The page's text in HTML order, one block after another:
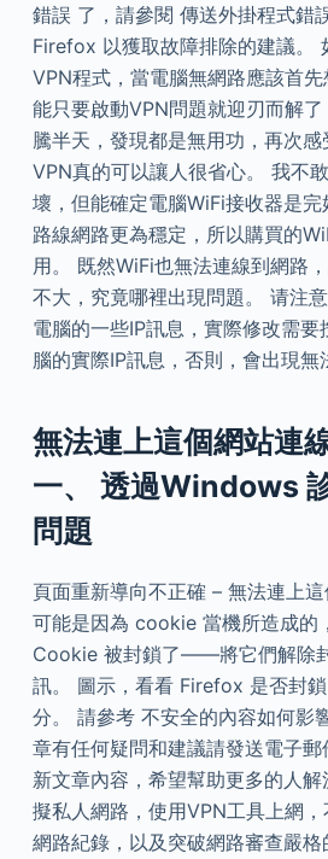
錯誤 了，請參閱 傳送外掛程式錯
Firefox 以獲取故障排除的建議。
VPN程式，當電腦無網路應該首
能只要啟動VPN問題就迎刃而解
騰半天，發現都是無用功，再次
VPN真的可以讓人很省心。 我不
壞，但能確定電腦WiFi接收器是
路線網路更為穩定，所以購買的
用。 既然WiFi也無法連線到網路
不大，究竟哪裡出現問題。 请注
電腦的一些IP訊息，實際修改需要
腦的實際IP訊息，否則，會出現無
無法連上這個網站連
一、 透過Windows
問題
頁面重新導向不正確 – 無法連上這
可能是因為 cookie 當機所造成的
Cookie 被封鎖了——將它們解除
訊。 圖示，看看 Firefox 是否封
分。 請參考 不安全的內容如何影
章有任何疑問和建議請發送電子
新文章內容，希望幫助更多的人
擬私人網路，使用VPN工具上網
網路紀錄，以及突破網路審查嚴